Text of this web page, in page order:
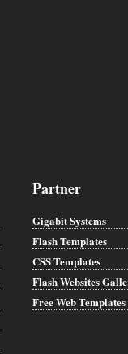
Partner
Gigabit Systems
Flash Templates
CSS Templates
Flash Websites
Free Web Templates